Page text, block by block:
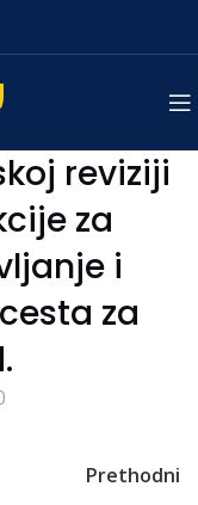
reviziji
za
i
za
Prethodni